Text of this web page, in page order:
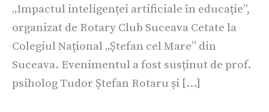
„Impactul inteligenței artificiale în educație”,
organizat de Rotary Club Suceava Cetate la
Colegiul Național „Ștefan cel Mare” din
Suceava. Evenimentul a fost susținut de prof.
psiholog Tudor Ștefan Rotaru și […]
Național
„Ștefan
cel
Mare”